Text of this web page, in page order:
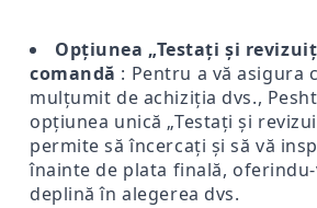
Opțiunea „Testați și
comandă : Pentru a vă asigura
mulțumit de achiziția dvs.,
opțiunea unică „Testați și
permite să încercați și să vă
înainte de plata finală,
deplină în alegerea dvs.